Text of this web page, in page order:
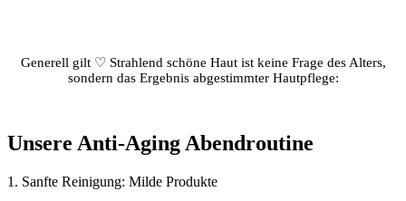
Generell gilt ♡ Strahlend schöne Haut ist keine Frage des Alters,
sondern das Ergebnis abgestimmter Hautpflege:
Unsere Anti-Aging Abendroutine
1. Sanfte Reinigung: Milde Produkte